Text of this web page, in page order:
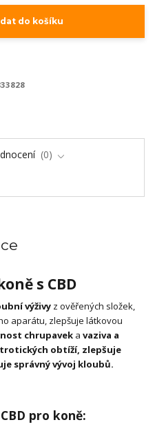
do košíku
0
s CBD
výživy z ověřených složek,
aparátu, zlepšuje látkovou
chrupavek a vaziva a
obtíží, zlepšuje
správný vývoj kloubů.
pro koně: